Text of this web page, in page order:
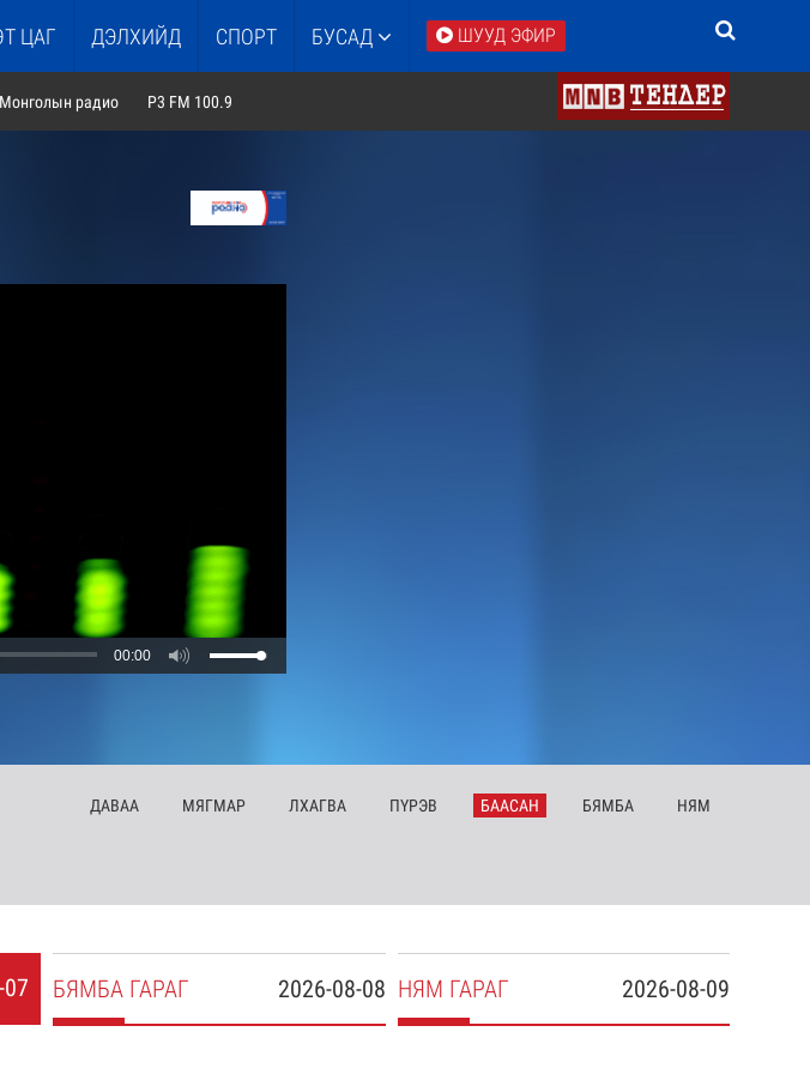
ЦАГ ДЭЛХИЙД СПОРТ БУСАД ШУУД ЭФИР
Монголын радио P3 FM 100.9
00:00
ДАВАА МЯГМАР ЛХАГВА ПҮРЭВ БААСАН БЯМБА НЯМ
2026-08-08
БЯМБА ГАРАГ 2026-08-09
НЯМ ГАРАГ